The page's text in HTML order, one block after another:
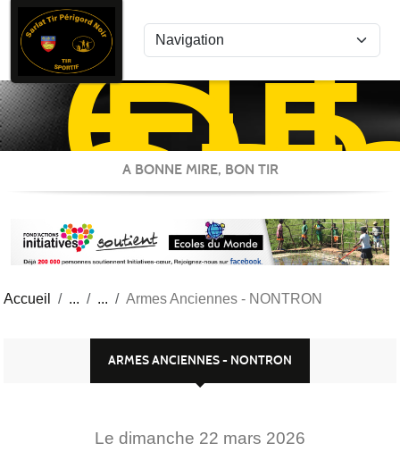
DE
TIR
A BONNE MIRE, BON TIR
Accueil Armes Anciennes - NONTRON
ARMES ANCIENNES - NONTRON
Le dimanche 22 mars 2026
Panneau de gestion des cookies